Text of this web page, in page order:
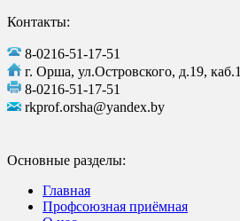
Контакты:
8-0216-51-17-51
г. Орша, ул.Островского, д.19, каб.1
8-0216-51-17-51
rkprof.orsha@yandex.by
Основные разделы:
Главная
Профсоюзная приёмная